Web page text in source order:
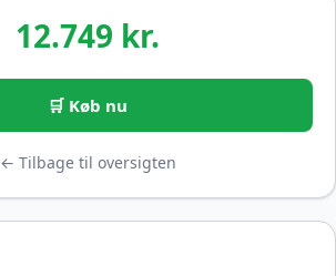
12.749 kr.
🛒 Køb nu
← Tilbage til oversigten